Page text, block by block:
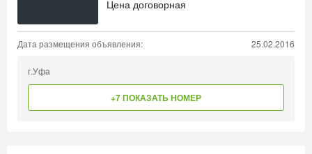
Цена договорная
Дата размещения объявления: 25.02.2016
г.Уфа
+7 ПОКАЗАТЬ НОМЕР